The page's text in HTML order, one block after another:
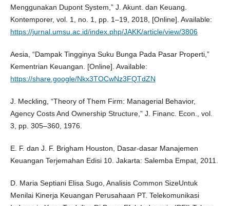
Menggunakan Dupont System,” J. Akunt. dan Keuang.
Kontemporer, vol. 1, no. 1, pp. 1–19, 2018, [Online]. Available:
https://jurnal.umsu.ac.id/index.php/JAKK/article/view/3806
Aesia, “Dampak Tingginya Suku Bunga Pada Pasar Properti,”
Kementrian Keuangan. [Online]. Available:
https://share.google/Nkx3TOCwNz3FQTdZN
J. Meckling, “Theory of Them Firm: Managerial Behavior,
Agency Costs And Ownership Structure,” J. Financ. Econ., vol.
3, pp. 305–360, 1976.
E. F. dan J. F. Brigham Houston, Dasar-dasar Manajemen
Keuangan Terjemahan Edisi 10. Jakarta: Salemba Empat, 2011.
D. Maria Septiani Elisa Sugo, Analisis Common SizeUntuk
Menilai Kinerja Keuangan Perusahaan PT. Telekomunikasi